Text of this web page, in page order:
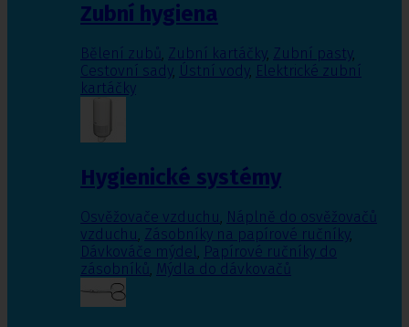
Zubní hygiena
Bělení zubů, Zubní kartáčky, Zubní pasty,
Cestovní sady, Ústní vody, Elektrické zubní
kartáčky
Hygienické systémy
Osvěžovače vzduchu, Náplně do osvěžovačů
vzduchu, Zásobníky na papírové ručníky,
Dávkováče mýdel, Papírové ručníky do
zásobníků, Mýdla do dávkovačů